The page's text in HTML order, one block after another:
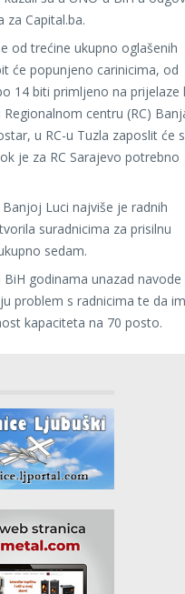
za Capital.ba.
od trećine ukupno oglašenih
će popunjeno carinicima, od
14 biti primljeno na prijelaze
centru (RC)
u RC-u Tuzla zaposlit će
je za RC Sarajevo potrebno
Luci najviše je radnih
suradnicima za prisilnu
sedam.
BiH godinama unazad navode
problem s radnicima te da
kapaciteta na 70 posto.